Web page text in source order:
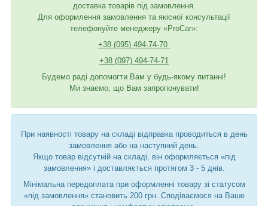
доставка товарів під замовлення.
Для оформлення замовлення та якісної консультації
телефонуйте менеджеру «ProCar»:
+38 (095) 494-74-70
+38 (097) 494-74-71
Будемо раді допомогти Вам у будь-якому питанні!
Ми знаємо, що Вам запропонувати!
При наявності товару на складі відправка проводиться в день
замовлення або на наступний день.
Якщо товар відсутній на складі, він оформляється «під
замовлення» і доставляється протягом 3 - 5 днів.
Мінімальна передоплата при оформленні товару зі статусом
«під замовлення» становить 200 грн. Сподіваємося на Ваше